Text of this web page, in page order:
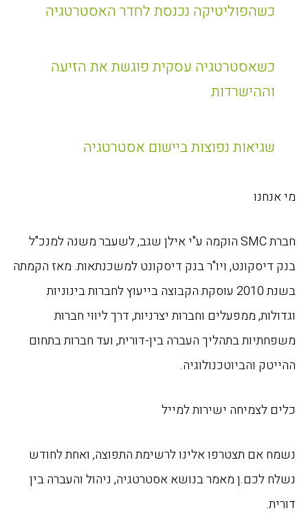
כשהפוליטיקה נכנסת לחדר האסטרטגיה
כשאסטרטגיה עסקית פוגשת את הזיעה
וההישרדות
שגיאות נפוצות ביישום אסטרטגיה
מי אנחנו
חברת SMC הוקמה ע"י אילן שגב, לשעבר משנה למנכ"ל
בנק דיסקונט, ויו"ר בנק דיסקונט למשכנתאות. מאז הקמתה
בשנת 2010 עוסקת הקבוצה בייעוץ לחברות בינוניות
וגדולות, ממפעלים וחברות יצרניות, דרך ליווי חברות
משפחתיות בתהליך העברה בין-דורית, ועד חברות בתחום
ההייטק והביוטכנולוגיה.
כלים לצמיחה ישירות למייל
נשמח אם תצטרפו אלינו לרשימת התפוצה, ואחת לחודש
נשלח לכם.ן מאמר בנושא אסטרטגיה, ניהול והעברה בין
דורית.